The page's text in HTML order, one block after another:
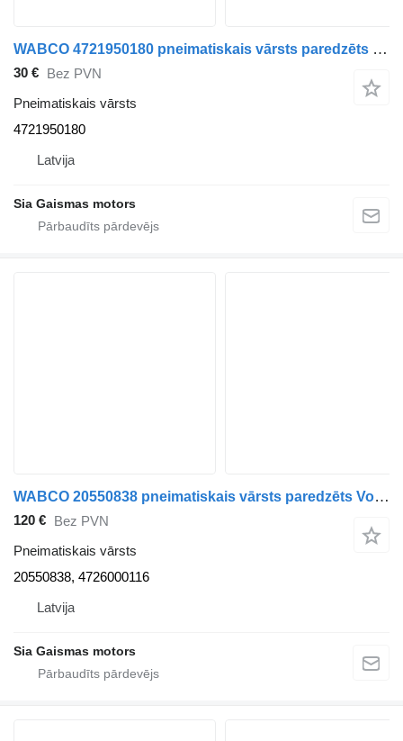
WABCO 4721950180 pneimatiskais vārsts paredzēts Volvo 8700 autobusa
30 € Bez PVN
Pneimatiskais vārsts
4721950180
Latvija
Sia Gaismas motors
WABCO 20550838 pneimatiskais vārsts paredzēts Volvo 8700 autobusa
120 € Bez PVN
Pneimatiskais vārsts
20550838, 4726000116
Latvija
Sia Gaismas motors